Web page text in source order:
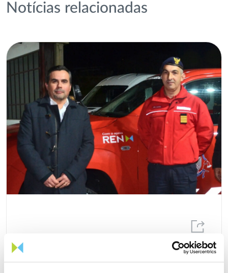
Notícias relacionadas
24 NOVEMBRO 2025
REN e Bombeiros Voluntários de